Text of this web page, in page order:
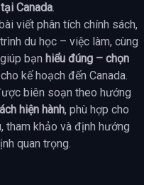
Canada.
viết phân tích chính sách,
du học – việc làm, cùng
bạn hiểu đúng – chọn
cho kế hoạch đến Canada.
biên soạn theo hướng
hiện hành, phù hợp cho
tham khảo và định hướng
quan trọng.